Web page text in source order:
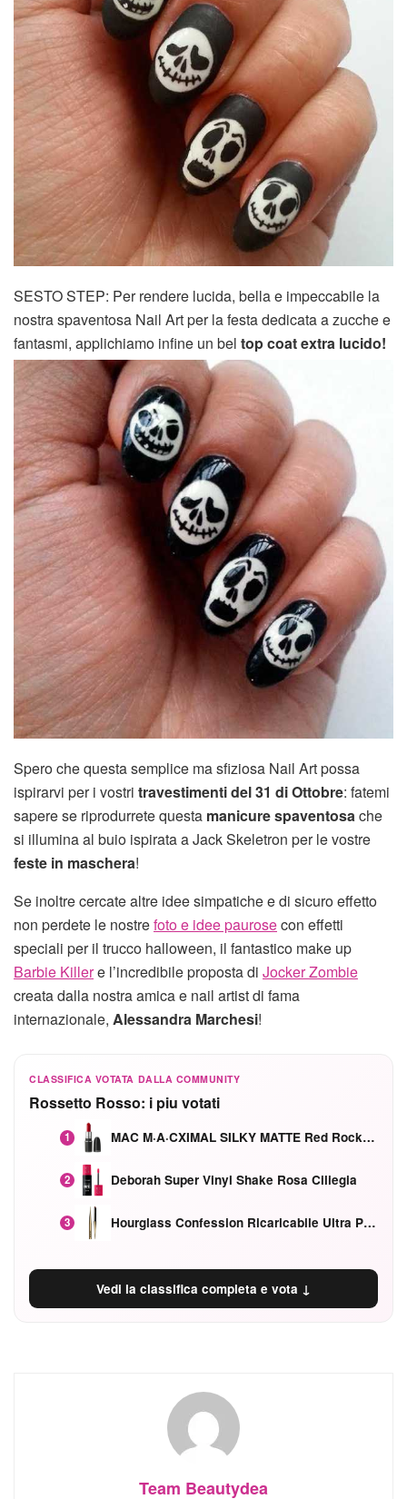
SESTO STEP: Per rendere lucida, bella e impeccabile la
nostra spaventosa Nail Art per la festa dedicata a zucche e
fantasmi, applichiamo infine un bel top coat extra lucido!
Spero che questa semplice ma sfiziosa Nail Art possa
ispirarvi per i vostri travestimenti del 31 di Ottobre: fatemi
sapere se riprodurrete questa manicure spaventosa che
si illumina al buio ispirata a Jack Skeletron per le vostre
feste in maschera!
Se inoltre cercate altre idee simpatiche e di sicuro effetto
non perdete le nostrefoto e idee paurosecon effetti
speciali per il trucco halloween, il fantastico make up
Barbie Killere l’incredibile proposta di Jocker Zombie
creata dalla nostra amica e nail artist di fama
internazionale, Alessandra Marchesi!
CLASSIFICA VOTATA DALLA COMMUNITY
Rossetto Rosso: i piu votati
1 MAC M·A·CXIMAL SILKY MATTE Red Rock mat
2 Deborah Super Vinyl Shake Rosa Ciliegia
3 Hourglass Confession Ricaricabile Ultra Preciso Ad Alta Intensità Secretly Classic Red
Vedi la classifica completa e vota ↓
Team Beautydea